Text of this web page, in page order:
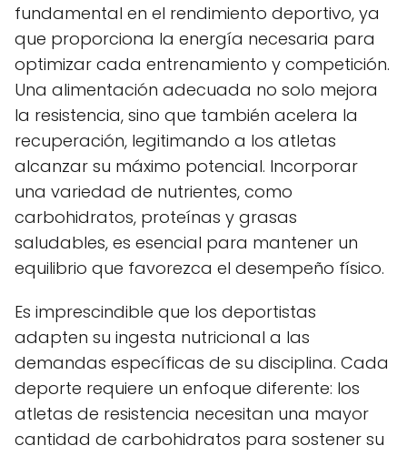
fundamental en el rendimiento deportivo, ya
que proporciona la energía necesaria para
optimizar cada entrenamiento y competición.
Una alimentación adecuada no solo mejora
la resistencia, sino que también acelera la
recuperación, legitimando a los atletas
alcanzar su máximo potencial. Incorporar
una variedad de nutrientes, como
carbohidratos, proteínas y grasas
saludables, es esencial para mantener un
equilibrio que favorezca el desempeño físico.
Es imprescindible que los deportistas
adapten su ingesta nutricional a las
demandas específicas de su disciplina. Cada
deporte requiere un enfoque diferente: los
atletas de resistencia necesitan una mayor
cantidad de carbohidratos para sostener su